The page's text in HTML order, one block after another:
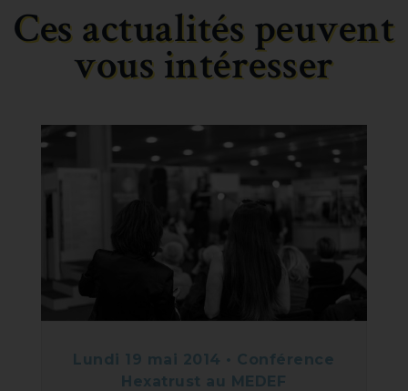
Ces actualités peuvent
vous intéresser
Lundi 19 mai 2014 • Conférence
Hexatrust au MEDEF